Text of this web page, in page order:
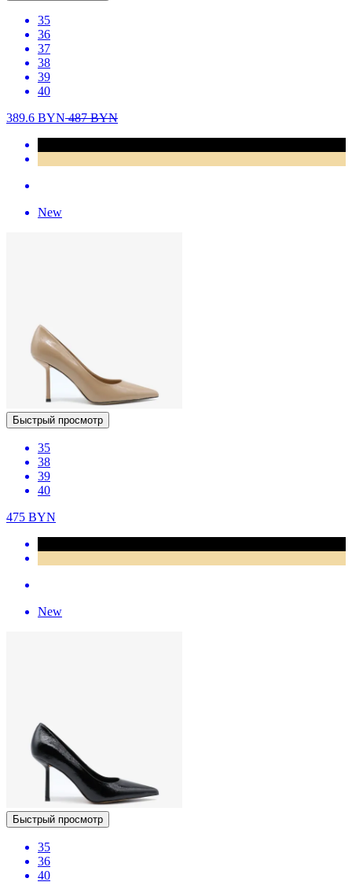
35
36
37
38
39
40
389.6 BYN487BYN
New
Быстрый просмотр
35
38
39
40
475 BYN
New
Быстрый просмотр
35
36
40